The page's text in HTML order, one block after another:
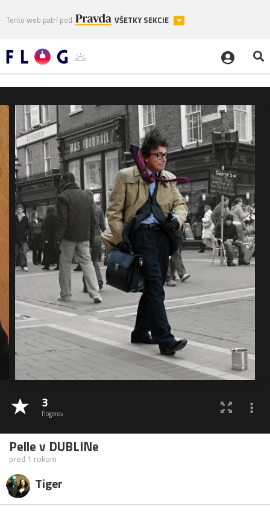
Tento web patrí pod VŠETKY SEKCIE
3
flogerov
Pelle v DUBLINe
pred 1 rokom
Tiger